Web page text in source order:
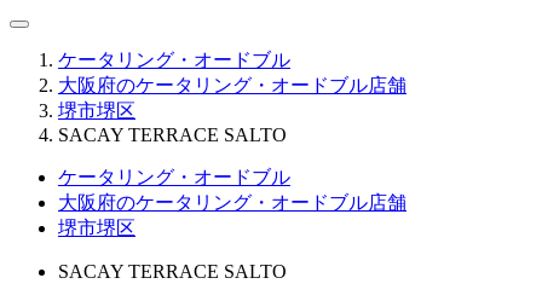
ケータリング・オードブル
大阪府のケータリング・オードブル店舗
堺市堺区
SACAY TERRACE SALTO
ケータリング・オードブル
大阪府のケータリング・オードブル店舗
堺市堺区
SACAY TERRACE SALTO